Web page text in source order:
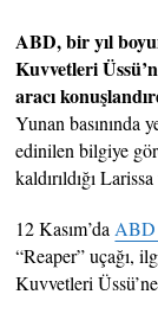
ABD, bir yıl
Kuvvetleri
aracı
Yunan basınında
edinilen bilgiye
kaldırıldığı
12 Kasım’daABD
“Reaper” uçağı,
Kuvvetleri